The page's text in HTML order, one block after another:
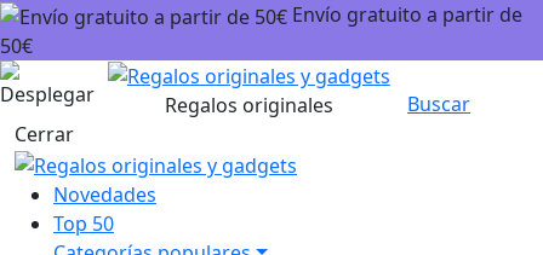
Envío gratuito a partir de
50€
Regalos originales
Buscar
Cerrar
Novedades
Top 50